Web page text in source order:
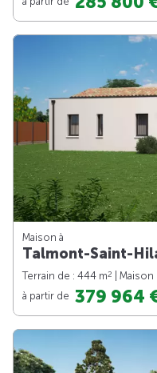
Maison à
Talmont-Saint-
Terrain de : 444 m2 |
à partir de 379 964